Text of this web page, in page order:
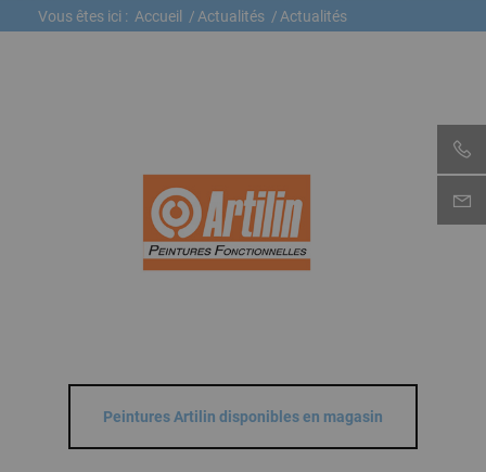
Vous êtes ici : Accueil / Actualités / Actualités
Peintures Artilin disponibles en magasin